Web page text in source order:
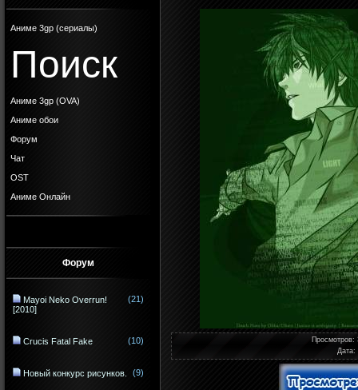
Аниме 3gp (сериалы)
Поиск
Аниме 3gp (OVA)
Аниме обои
Форум
Чат
OST
Аниме Онлайн
Форум
Mayoi Neko Overrun!
[2010]
(21)
Crucis Fatal Fake (10)
Новый конкурс рисунков. (9)
Просмотров:
Дата: